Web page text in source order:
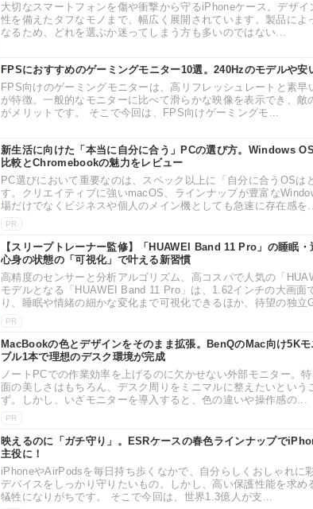
大切なスマートフォンを傷や衝撃から守るiPhoneケース。デザ
性を備えたタフなモノまで、幅広く展開されています。製品によ
なるため、どれを選ぶか迷ってしまう方も多いのではない...
FPSにおすすめのゲーミングモニター10選。240Hzのモデルや安
FPS向けのゲーミングモニターは、高リフレッシュレートと素早
が特徴。一般的なモニターに比べて滑らかな映像を表示でき、敵
がメリットです。 そこで今回は、FPS向けゲーミングモ...
新生活に向けた「本当に自分に合う」PCの選び方。Windows
比較とChromebookの魅力をレビュー
PC選びにおいて重要なのは、スペック以上に「自分に合うOSは
す。クリエイティブに強いmacOS、ラインナップが豊富な
場だけでなくビジネスや個人のメイン機としても急速に存在感を
PR
【スリープトレーナー監修】「HUAWEI Band 11 Pro」の睡眠・
心身の状態の「可視化」で叶える新習慣
高精度のセンサーと分析アルゴリズム、高コスパで人気の「
モデルとなる「HUAWEI Band 11 Pro」は、1.62インチの大画面
り、睡眠や情緒の細かな変化まで可視化できるほか、待望の独立
PR
MacBookの色とデザインをそのまま拡張。BenQのMac向け5K
ブル1本で理想のデスク環境が完成
ノートPCでの作業効率を上げるのに欠かせない外部モニター。
面の美しさはもちろん、デスク周りをミニマルに整えたいという
ず。しかし、いざモニターを導入すると、色の違いや操作感の...
PR
映えるのに「ガチ守り」。ESRケースの春色ラインナップで
主役に！
iPhoneやAirPodsを毎日持ち歩くなかで、自分らしくおしゃれに
デバイスをしっかり守りたいもの。しかし、高い保護性能を求め
犠牲になりがちです。 そこで今回は、世界1.3億人が支...